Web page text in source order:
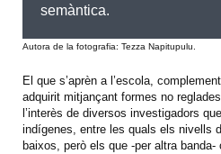
semàntica.
Autora de la fotografia: Tezza Napitupulu.
El que s’aprèn a l’escola,
adquirit mitjançant formes no
l’interès de diversos investigadors
indígenes, entre les quals els nivells
baixos, però els que -per altra